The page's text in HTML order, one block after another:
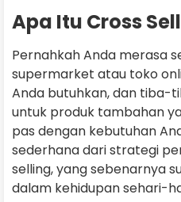
Apa Itu Cross
Pernahkah Anda merasa
supermarket atau toko
Anda butuhkan, dan tiba-
untuk produk tambahan
pas dengan kebutuhan
sederhana dari strategi
selling, yang sebenarnya
dalam kehidupan sehari-